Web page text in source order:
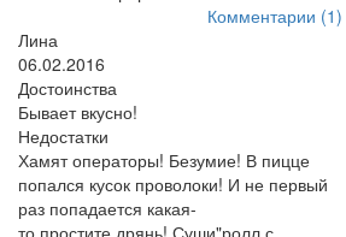
Комментарии (1)
Лина
06.02.2016
Достоинства
Бывает вкусно!
Недостатки
Хамят операторы! Безумие! В пицце
попался кусок проволоки! И не первый
раз попадается какая-
то,простите,дрянь! Суши"ролл с